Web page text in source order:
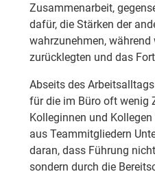
Zusammenarbeit,
dafür, die Stärken der
wahrzunehmen,
zurücklegten und das
Abseits des
für die im Büro oft wenig
Kolleginnen und
aus Teammitgliedern
daran, dass Führung
sondern durch die